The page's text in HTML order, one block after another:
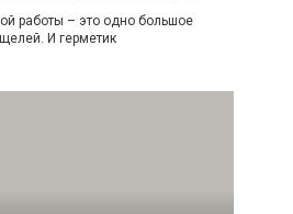
работы – это одно большое
И герметик